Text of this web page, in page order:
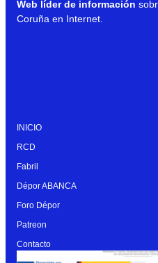
Web líder de información
Coruña en Internet.
INICIO
RCD
Fabril
Dépor ABANCA
Foro Dépor
Patreon
Contacto